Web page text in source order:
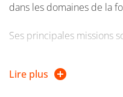
dans les domaines de la
Ses principales missions
les sources de
Lire plus